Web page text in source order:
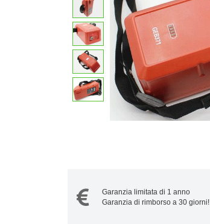
Garanzia limitata di 1 anno
Garanzia di rimborso a 30 giorni!